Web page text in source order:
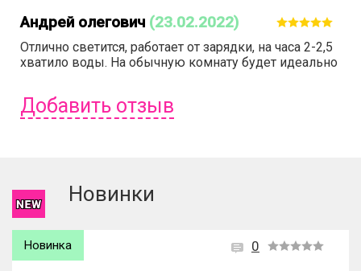
Андрей олегович (23.02.2022)
Отлично светится, работает от зарядки, на часа 2-2,5
хватило воды. На обычную комнату будет идеально
Добавить отзыв
Новинки
0
Новинка